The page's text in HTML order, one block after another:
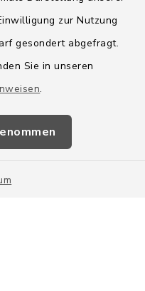
zur Nutzung
gesondert abgefragt.
Sie in unseren
.